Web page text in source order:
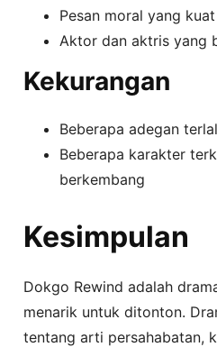
Pesan moral yang
Aktor dan aktris yang
Kekurangan
Beberapa adegan
Beberapa karakter
berkembang
Kesimpulan
Dokgo Rewind adalah
menarik untuk ditonton.
tentang arti persahabatan,